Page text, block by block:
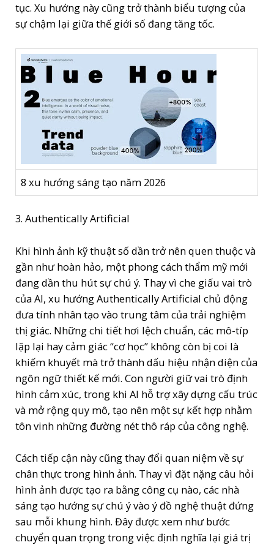
tục. Xu hướng này cũng trở thành biểu tượng của
sự chậm lại giữa thế giới số đang tăng tốc.
8 xu hướng sáng tạo năm 2026
3. Authentically Artificial
Khi hình ảnh kỹ thuật số dần trở nên quen thuộc và
gần như hoàn hảo, một phong cách thẩm mỹ mới
đang dần thu hút sự chú ý. Thay vì che giấu vai trò
của AI, xu hướng Authentically Artificial chủ động
đưa tính nhân tạo vào trung tâm của trải nghiệm
thị giác. Những chi tiết hơi lệch chuẩn, các mô-típ
lặp lại hay cảm giác “cơ học” không còn bị coi là
khiếm khuyết mà trở thành dấu hiệu nhận diện của
ngôn ngữ thiết kế mới. Con người giữ vai trò định
hình cảm xúc, trong khi AI hỗ trợ xây dựng cấu trúc
và mở rộng quy mô, tạo nên một sự kết hợp nhằm
tôn vinh những đường nét thô ráp của công nghệ.
Cách tiếp cận này cũng thay đổi quan niệm về sự
chân thực trong hình ảnh. Thay vì đặt nặng câu hỏi
hình ảnh được tạo ra bằng công cụ nào, các nhà
sáng tạo hướng sự chú ý vào ý đồ nghệ thuật đứng
sau mỗi khung hình. Đây được xem như bước
chuyển quan trọng trong việc định nghĩa lại giá trị